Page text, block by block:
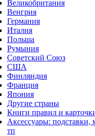
Великобритания
Венгрия
Германия
Италия
Польша
Румыния
Советский Союз
США
Финляндия
Франция
Япония
Другие страны
Книги правил и
Аксессуары: подставки,
тп